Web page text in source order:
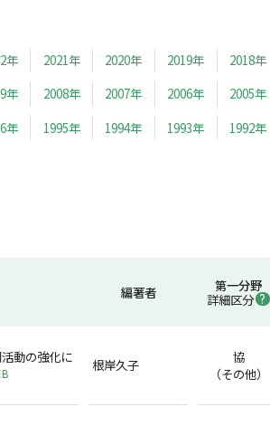
年 2021年 2020年 2019年 2018年
年 2008年 2007年 2006年 2005年
年 1995年 1994年 1993年 1992年
編著者
第一分野
詳細区分
動の強化に
根岸久子
協
（その他）